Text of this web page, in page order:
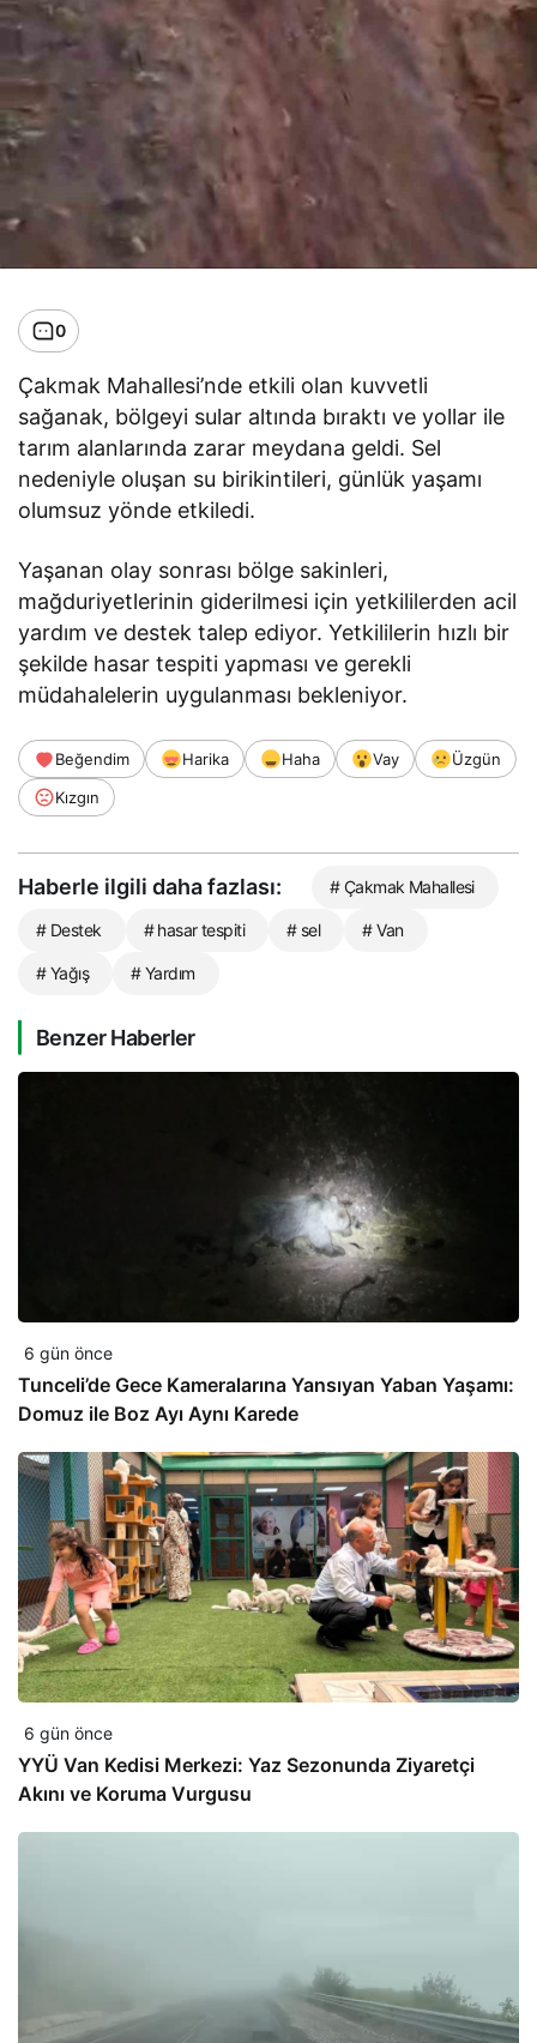
0
Çakmak Mahallesi’nde etkili olan kuvvetli
sağanak, bölgeyi sular altında bıraktı ve yollar ile
tarım alanlarında zarar meydana geldi. Sel
nedeniyle oluşan su birikintileri, günlük yaşamı
olumsuz yönde etkiledi.
Yaşanan olay sonrası bölge sakinleri,
mağduriyetlerinin giderilmesi için yetkililerden acil
yardım ve destek talep ediyor. Yetkililerin hızlı bir
şekilde hasar tespiti yapması ve gerekli
müdahalelerin uygulanması bekleniyor.
Beğendim Harika Haha Vay
Üzgün
Kızgın
Haberle ilgili daha fazlası: # Çakmak Mahallesi
# Destek # hasar tespiti # sel # Van
# Yağış # Yardım
Benzer Haberler
6 gün önce
Tunceli’de Gece Kameralarına Yansıyan Yaban Yaşamı:
Domuz ile Boz Ayı Aynı Karede
6 gün önce
YYÜ Van Kedisi Merkezi: Yaz Sezonunda Ziyaretçi
Akını ve Koruma Vurgusu